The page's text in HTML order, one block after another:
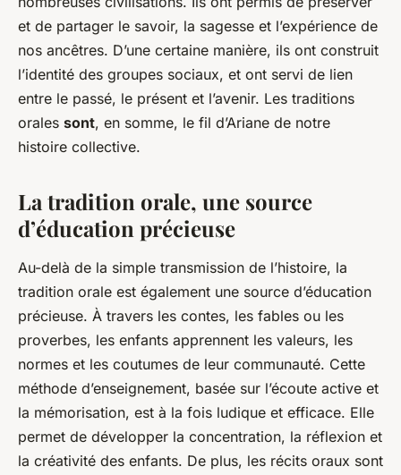
et de partager le savoir, la sagesse et l’expérience de
nos ancêtres. D’une certaine manière, ils ont construit
l’identité des groupes sociaux, et ont servi de lien
entre le passé, le présent et l’avenir. Les traditions
orales sont, en somme, le fil d’Ariane de notre
histoire collective.
La tradition orale, une source
d’éducation précieuse
Au-delà de la simple transmission de l’histoire, la
tradition orale est également une source d’éducation
précieuse. À travers les contes, les fables ou les
proverbes, les enfants apprennent les valeurs, les
normes et les coutumes de leur communauté. Cette
méthode d’enseignement, basée sur l’écoute active et
la mémorisation, est à la fois ludique et efficace. Elle
permet de développer la concentration, la réflexion et
la créativité des enfants. De plus, les récits oraux sont